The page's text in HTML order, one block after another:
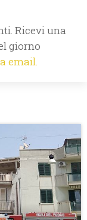
Ricevi una
giorno
email.